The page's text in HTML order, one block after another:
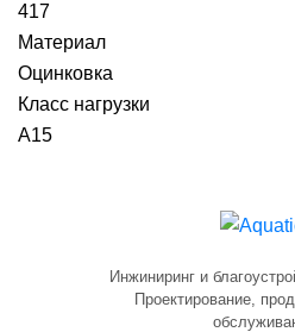
417
Материал
Оцинковка
Класс нагрузки
А15
Инжиниринг и
Проектирование,